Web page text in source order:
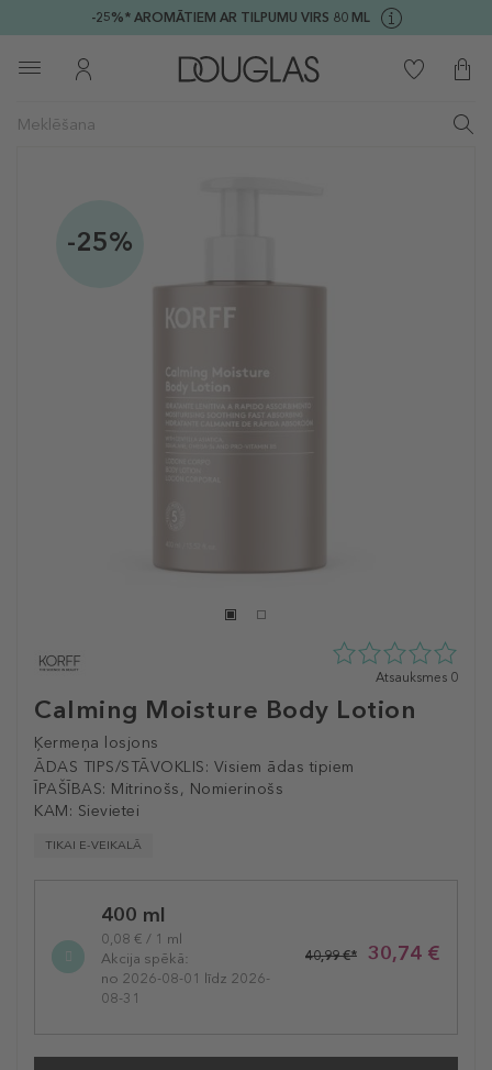
-25%* AROMĀTIEM AR TILPUMU VIRS 80 ML
-25%
Calming Moisture Body Lotion
Ķermeņa losjons
ĀDAS TIPS/STĀVOKLIS: Visiem ādas tipiem
ĪPAŠĪBAS: Mitrinošs, Nomierinošs
KAM: Sievietei
TIKAI E-VEIKALĀ
0
no
Atsauksmes 0
variation400 ml
0,08 € / 1 ml
Akcija spēkā:
no 2026-08-01 līdz 2026-
08-31
30,74 €
40,99 €*